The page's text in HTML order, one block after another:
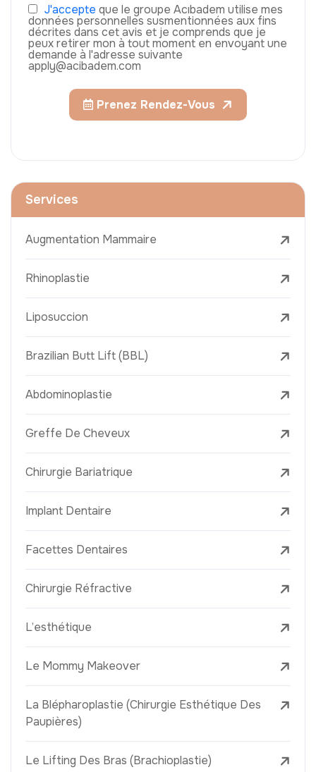
J'accepte que le groupe Acıbadem utilise mes
données personnelles susmentionnées aux fins
décrites dans cet avis et je comprends que je
peux retirer mon à tout moment en envoyant une
demande à l'adresse suivante
apply@acibadem.com
Prenez Rendez-Vous
Services
Augmentation Mammaire
Rhinoplastie
Liposuccion
Brazilian Butt Lift (BBL)
Abdominoplastie
Greffe De Cheveux
Chirurgie Bariatrique
Implant Dentaire
Facettes Dentaires
Chirurgie Réfractive
L’esthétique
Le Mommy Makeover
La Blépharoplastie (Chirurgie Esthétique Des
Paupières)
Le Lifting Des Bras (Brachioplastie)